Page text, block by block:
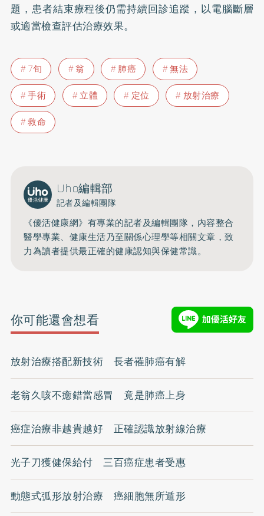
題，患者結束療程後仍需持續回診追蹤，以電腦斷層
或適當檢查評估治療效果。
7旬 翁 肺癌
無法
手術
立體 定位
放射治療
救命
Uho編輯部
記者及編輯團隊
《優活健康網》有專業的記者及編輯團隊，內容整合
醫學專業、健康生活乃至關係心理學等相關文章，致
力為讀者提供最正確的健康認知與保健常識。
你可能還會想看
放射治療搭配新技術 長者罹肺癌有解
老翁久咳不癒錯當感冒 竟是肺癌上身
癌症治療非越貴越好 正確認識放射線治療
光子刀獲健保給付 三百癌症患者受惠
動態式弧形放射治療 癌細胞無所遁形